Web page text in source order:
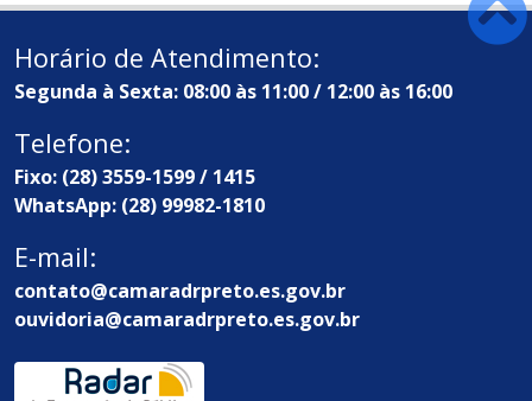
Horário de Atendimento:
Segunda à Sexta: 08:00 às 11:00 / 12:00 às 16:00
Telefone:
Fixo: (28) 3559-1599 / 1415
WhatsApp: (28) 99982-1810
E-mail:
contato@camaradrpreto.es.gov.br
ouvidoria@camaradrpreto.es.gov.br